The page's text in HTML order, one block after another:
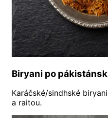
Biryani po
Karáčské/sindhské
a raitou.